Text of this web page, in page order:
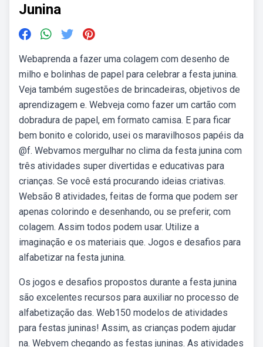
Junina
Webaprenda a fazer uma colagem com desenho de
milho e bolinhas de papel para celebrar a festa junina.
Veja também sugestões de brincadeiras, objetivos de
aprendizagem e. Webveja como fazer um cartão com
dobradura de papel, em formato camisa. E para ficar
bem bonito e colorido, usei os maravilhosos papéis da
@f. Webvamos mergulhar no clima da festa junina com
três atividades super divertidas e educativas para
crianças. Se você está procurando ideias criativas.
Websão 8 atividades, feitas de forma que podem ser
apenas colorindo e desenhando, ou se preferir, com
colagem. Assim todos podem usar. Utilize a
imaginação e os materiais que. Jogos e desafios para
alfabetizar na festa junina.
Os jogos e desafios propostos durante a festa junina
são excelentes recursos para auxiliar no processo de
alfabetização das. Web150 modelos de atividades
para festas juninas! Assim, as crianças podem ajudar
na. Webvem chegando as festas juninas. As atividades